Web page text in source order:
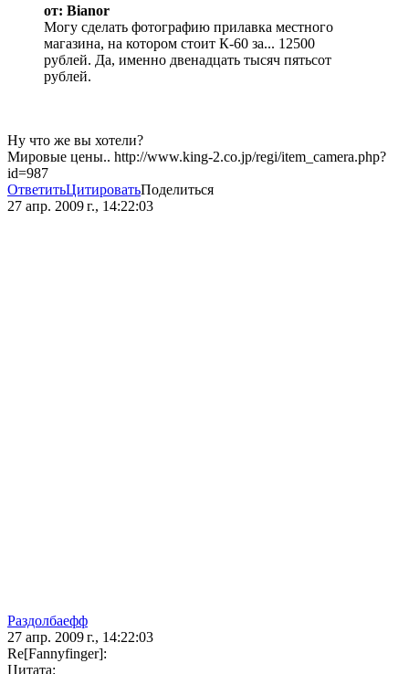
от: Bianor
Могу сделать фотографию прилавка местного
магазина, на котором стоит К-60 за... 12500
рублей. Да, именно двенадцать тысяч пятьсот
рублей.
Ну что же вы хотели?
Мировые цены.. http://www.king-2.co.jp/regi/item_camera.php?
id=987
ОтветитьЦитироватьПоделиться
27 апр. 2009 г., 14:22:03
Раздолбаефф
27 апр. 2009 г., 14:22:03
Re[Fannyfinger]:
Цитата: